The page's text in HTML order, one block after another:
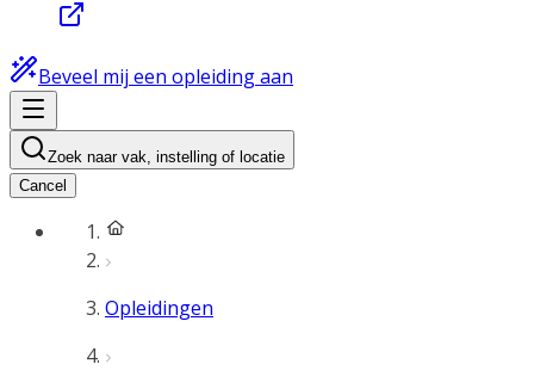
Beveel mij een opleiding aan
Zoek naar vak, instelling of locatie
Cancel
Opleidingen